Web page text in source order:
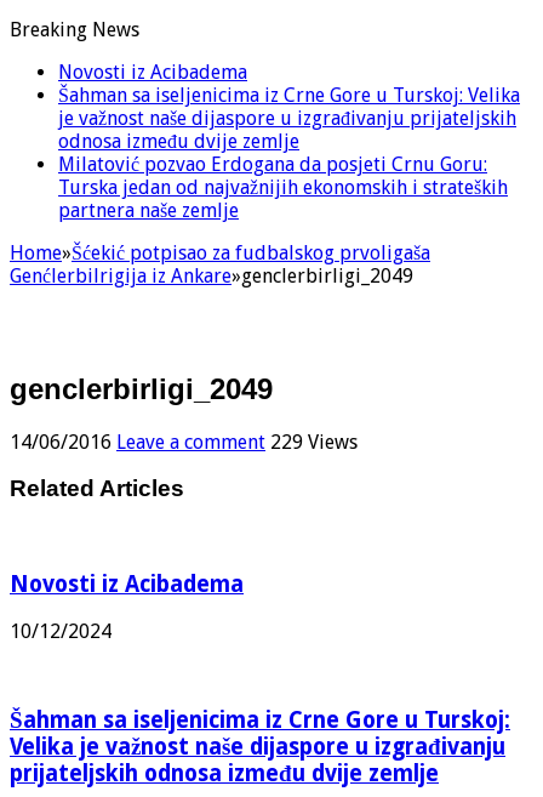
Breaking News
Novosti iz Acibadema
Šahman sa iseljenicima iz Crne Gore u Turskoj: Velika
je važnost naše dijaspore u izgrađivanju prijateljskih
odnosa između dvije zemlje
Milatović pozvao Erdogana da posjeti Crnu Goru:
Turska jedan od najvažnijih ekonomskih i strateških
partnera naše zemlje
Home»Šćekić potpisao za fudbalskog prvoligaša
Genćlerbilrigija iz Ankare»genclerbirligi_2049
genclerbirligi_2049
14/06/2016 Leave a comment 229 Views
Related Articles
Novosti iz Acibadema
10/12/2024
Šahman sa iseljenicima iz Crne Gore u Turskoj:
Velika je važnost naše dijaspore u izgrađivanju
prijateljskih odnosa između dvije zemlje